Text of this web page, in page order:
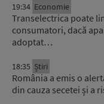
19:34 Economie
Transelectrica poate
consumatori, dacă
adoptat…
18:35 Știri
România a emis o
din cauza secetei și a